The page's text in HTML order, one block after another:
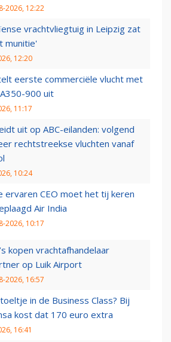
2026, 12:22
vrachtvliegtuig in Leipzig zat
munitie'
12:20
eerste commerciële vlucht met
900 uit
11:17
uit op ABC-eilanden: volgend
rechtstreekse vluchten vanaf
10:24
ervaren CEO moet het tij keren
Air India
2026, 10:17
kopen vrachtafhandelaar
op Luik Airport
2026, 16:57
in de Business Class? Bij
kost dat 170 euro extra
16:41